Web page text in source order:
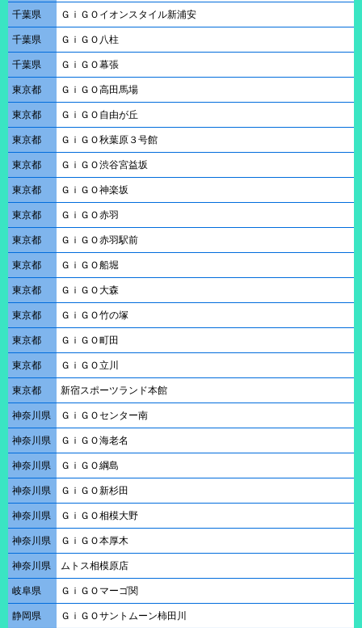
千葉県 ＧｉＧＯイオンスタイル新浦安
千葉県 ＧｉＧＯ八柱
千葉県 ＧｉＧＯ幕張
東京都 ＧｉＧＯ高田馬場
東京都 ＧｉＧＯ自由が丘
東京都 ＧｉＧＯ秋葉原３号館
東京都 ＧｉＧＯ渋谷宮益坂
東京都 ＧｉＧＯ神楽坂
東京都 ＧｉＧＯ赤羽
東京都 ＧｉＧＯ赤羽駅前
東京都 ＧｉＧＯ船堀
東京都 ＧｉＧＯ大森
東京都 ＧｉＧＯ竹の塚
東京都 ＧｉＧＯ町田
東京都 ＧｉＧＯ立川
東京都 新宿スポーツランド本館
神奈川県 ＧｉＧＯセンター南
神奈川県 ＧｉＧＯ海老名
神奈川県 ＧｉＧＯ綱島
神奈川県 ＧｉＧＯ新杉田
神奈川県 ＧｉＧＯ相模大野
神奈川県 ＧｉＧＯ本厚木
神奈川県 ムトス相模原店
岐阜県 ＧｉＧＯマーゴ関
静岡県 ＧｉＧＯサントムーン柿田川